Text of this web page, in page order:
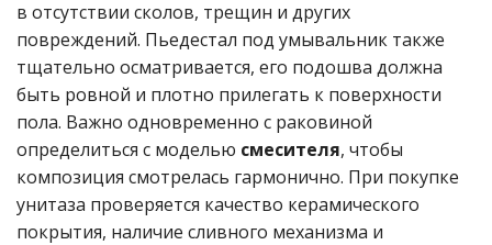
в отсутствии сколов, трещин и других
повреждений. Пьедестал под умывальник также
тщательно осматривается, его подошва должна
быть ровной и плотно прилегать к поверхности
пола. Важно одновременно с раковиной
определиться с моделью смесителя, чтобы
композиция смотрелась гармонично. При покупке
унитаза проверяется качество керамического
покрытия, наличие сливного механизма и